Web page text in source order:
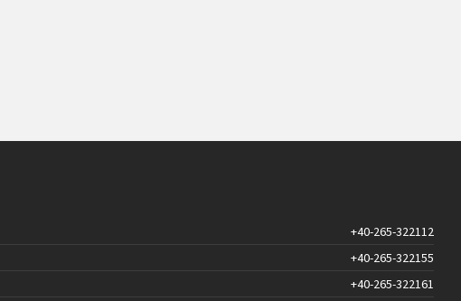
+40-265-322112
+40-265-322155
+40-265-322161